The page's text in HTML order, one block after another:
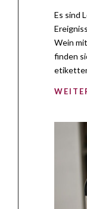
Es sind
Wein
finden